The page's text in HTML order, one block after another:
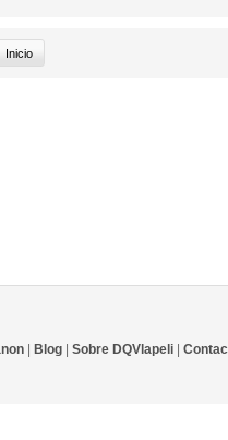
Blog Sobre DQVlapeli